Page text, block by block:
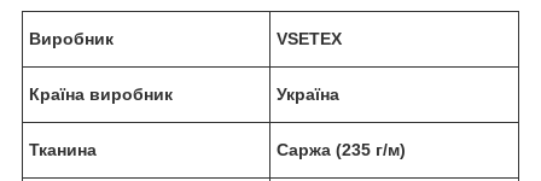
Виробник VSETEX
Країна виробник Україна
Тканина Саржа (235 г/м)